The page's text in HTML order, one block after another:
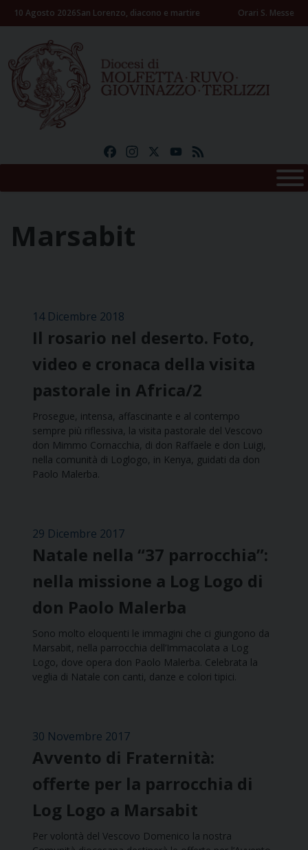
Skip10 Agosto 2026San Lorenzo, diacono e martire Orari S. Messe
FacebookInstagramYouTube
Marsabit
14 Dicembre 2018
Il rosario nel deserto. Foto,
video e cronaca della visita
pastorale in Africa/2
Prosegue, intensa, affascinante e al contempo
sempre più riflessiva, la visita pastorale del Vescovo
don Mimmo Cornacchia, di don Raffaele e don Luigi,
nella comunità di Loglogo, in Kenya, guidati da don
Paolo Malerba.
29 Dicembre 2017
Natale nella “37 parrocchia”:
nella missione a Log Logo di
don Paolo Malerba
Sono molto eloquenti le immagini che ci giungono da
Marsabit, nella parrocchia dell’Immacolata a Log
Logo, dove opera don Paolo Malerba. Celebrata la
veglia di Natale con canti, danze e colori tipici.
30 Novembre 2017
Avvento di Fraternità:
offerte per la parrocchia di
Log Logo a Marsabit
Per volontà del Vescovo Domenico la nostra